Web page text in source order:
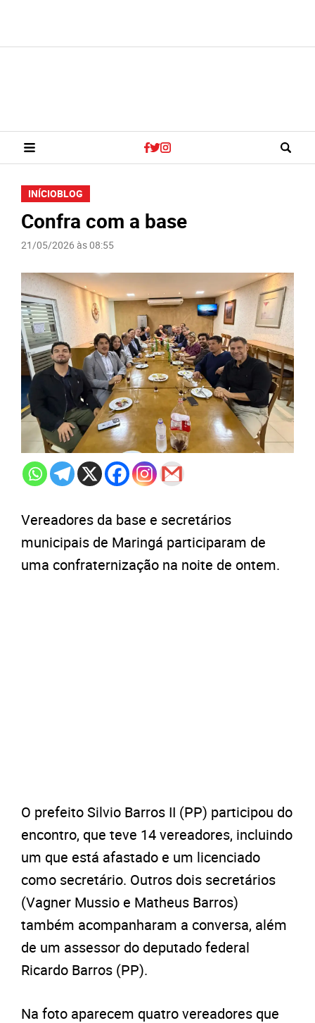
INÍCIOBLOG
Confra com a base
21/05/2026 às 08:55
Vereadores da base e secretários
municipais de Maringá participaram de
uma confraternização na noite de ontem.
O prefeito Silvio Barros II (PP) participou do
encontro, que teve 14 vereadores, incluindo
um que está afastado e um licenciado
como secretário. Outros dois secretários
(Vagner Mussio e Matheus Barros)
também acompanharam a conversa, além
de um assessor do deputado federal
Ricardo Barros (PP).
Na foto aparecem quatro vereadores que